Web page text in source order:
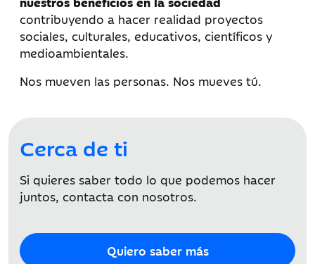
contribuyendo a hacer realidad proyectos
sociales, culturales, educativos, científicos y
medioambientales.
Nos mueven las personas. Nos mueves tú.
Cerca de ti
Si quieres saber todo lo que podemos hacer
juntos, contacta con nosotros.
Quiero saber más